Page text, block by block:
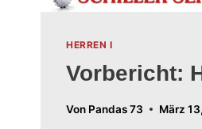
HERREN I
Vorbericht:
Von Pandas 73 März